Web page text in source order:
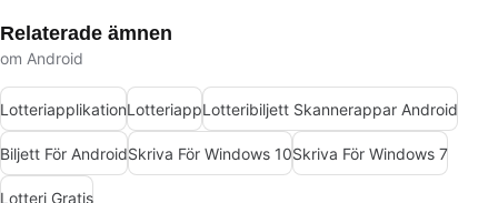
Relaterade ämnen
om Android
LotteriapplikationLotteriappLotteribiljett Skannerappar Android
Biljett För AndroidSkriva För Windows 10Skriva För Windows 7
Lotteri Gratis